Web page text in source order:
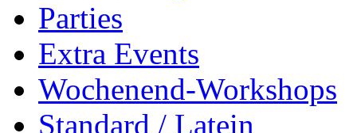
Parties
Extra Events
Wochenend-Workshops
Standard / Latein